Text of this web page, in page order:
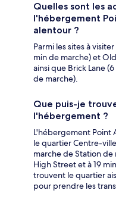
Quelles sont les
l'hébergement
alentour ?
Parmi les sites à
min de marche) et
ainsi que Brick Lane
de marche).
Que puis-je
l'hébergement ?
L'hébergement Point
le quartier Centre-
marche de Station
High Street et à 19
trouvent le quartier
pour prendre les